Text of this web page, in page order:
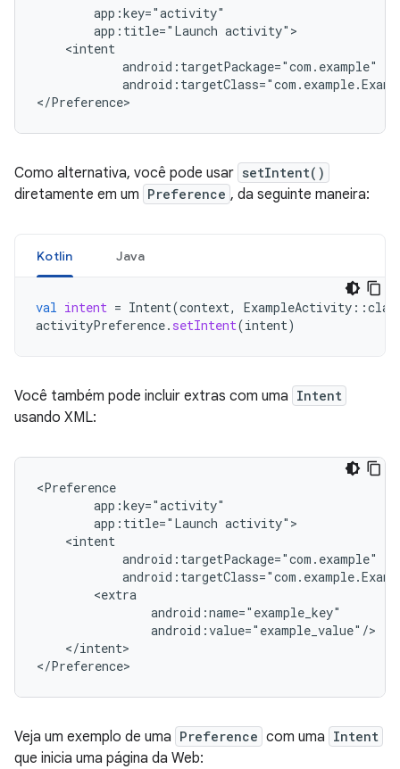
app:title="Launch
</Preference>
Como alternativa, você pode usar setIntent()
diretamente em um Preference , da seguinte maneira:
Kotlin Java
val intent = Intent(context, ExampleActivity ::
activityPreference. setIntent(intent)
Você também pode incluir extras com uma Intent
usando XML:
app:title="Launch
</intent>
</Preference>
Veja um exemplo de uma Preference com uma Intent
que inicia uma página da Web: